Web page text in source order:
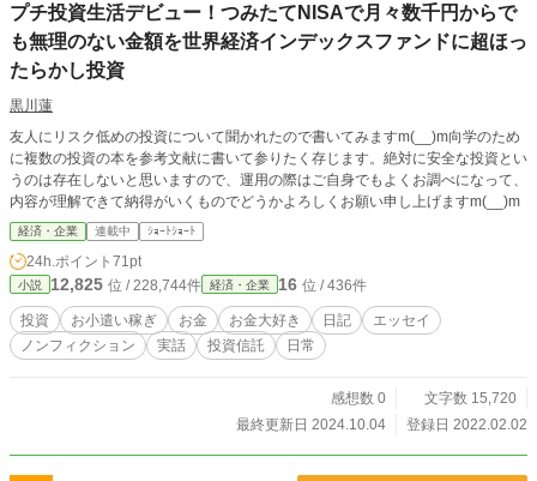
プチ投資生活デビュー！つみたてNISAで月々数千円からで
も無理のない金額を世界経済インデックスファンドに超ほっ
たらかし投資
黒川蓮
友人にリスク低めの投資について聞かれたので書いてみますm(__)m向学のため
に複数の投資の本を参考文献に書いて参りたく存じます。絶対に安全な投資とい
うのは存在しないと思いますので、運用の際はご自身でもよくお調べになって、
内容が理解できて納得がいくものでどうかよろしくお願い申し上げますm(__)m
経済・企業 連載中 ｼｮｰﾄｼｮｰﾄ
24h.ポイント 71pt
小説 12,825 位 / 228,744件 経済・企業 16 位 / 436件
投資 お小遣い稼ぎ お金 お金大好き 日記
エッセイ
ノンフィクション
実話 投資信託 日常
感想数 0
文字数 15,720
最終更新日 2024.10.04
登録日 2022.02.02